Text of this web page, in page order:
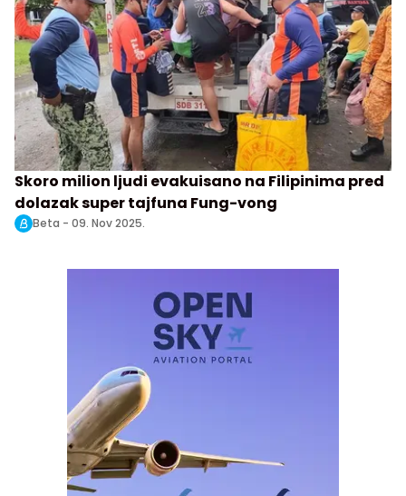
Skoro milion ljudi evakuisano na Filipinima pred
dolazak super tajfuna Fung-vong
Beta - 09. Nov 2025.